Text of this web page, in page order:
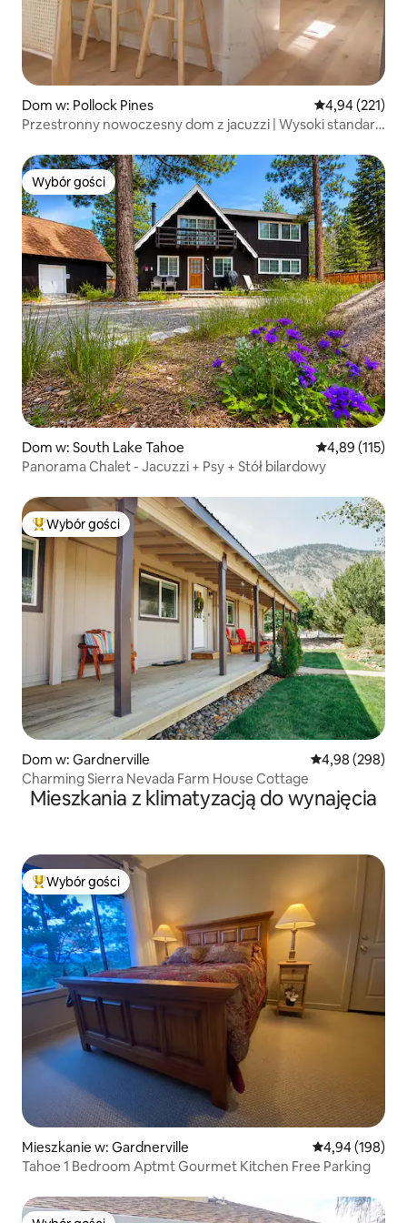
Dom w: Pollock Pines Średnia
4,94 (221)
Przestronny nowoczesny dom z jacuzzi | Wysoki standard
Wybór gości
Wybór gości
Dom w: South Lake Tahoe Średnia
4,89 (115)
Panorama Chalet - Jacuzzi + Psy + Stół bilardowy
Najpopularniejsze z kategorii Wybór gości
Wybór gości
Dom w: Gardnerville Średnia
4,98 (298)
Charming Sierra Nevada Farm House Cottage
Mieszkania z klimatyzacją do wynajęcia
Najpopularniejsze z kategorii Wybór gości
Wybór gości
Mieszkanie w: Gardnerville Średnia
4,94 (198)
Tahoe 1 Bedroom Aptmt Gourmet Kitchen Free Parking